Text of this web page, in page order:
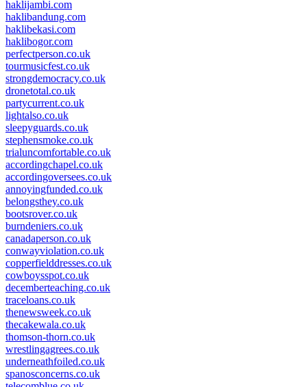
haklijambi.com
haklibandung.com
haklibekasi.com
haklibogor.com
perfectperson.co.uk
tourmusicfest.co.uk
strongdemocracy.co.uk
dronetotal.co.uk
partycurrent.co.uk
lightalso.co.uk
sleepyguards.co.uk
stephensmoke.co.uk
trialuncomfortable.co.uk
accordingchapel.co.uk
accordingoversees.co.uk
annoyingfunded.co.uk
belongsthey.co.uk
bootsrover.co.uk
burndeniers.co.uk
canadaperson.co.uk
conwayviolation.co.uk
copperfielddresses.co.uk
cowboysspot.co.uk
decemberteaching.co.uk
traceloans.co.uk
thenewsweek.co.uk
thecakewala.co.uk
thomson-thorn.co.uk
wrestlingagrees.co.uk
underneathfoiled.co.uk
spanosconcerns.co.uk